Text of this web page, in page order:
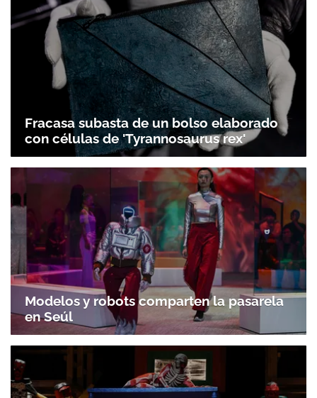
Fracasa subasta de un bolso elaborado
con células de 'Tyrannosaurus rex'
Modelos y robots comparten la pasarela
en Seúl